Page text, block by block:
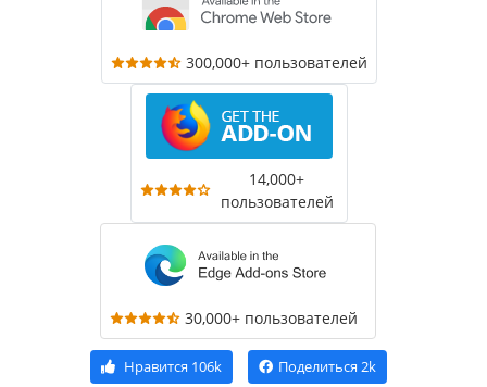
300,000+ пользователей
14,000+
пользователей
30,000+ пользователей
Нравится 106k Поделиться 2k